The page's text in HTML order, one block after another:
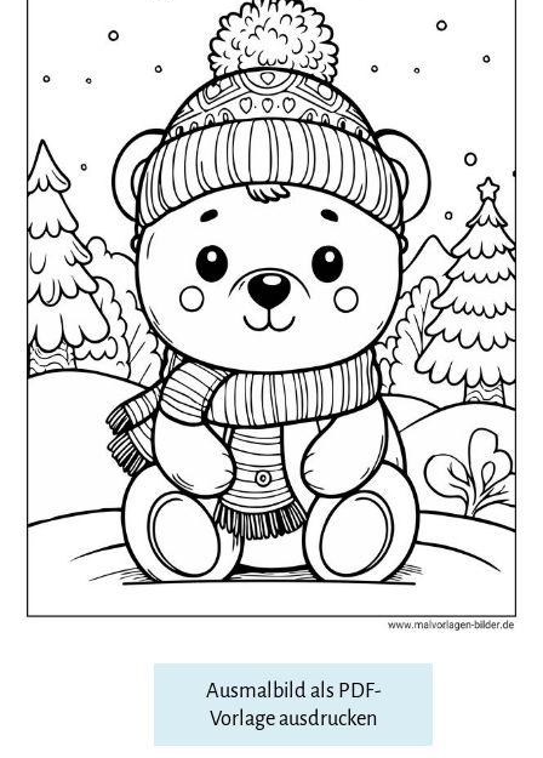
Ausmalbild als PDF-
Vorlage ausdrucken